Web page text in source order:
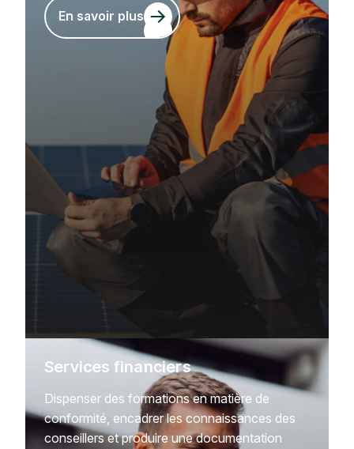
En savoir plus
Services financiers
Dispenser des formations en matière de
conformité, encadrer les connaissances des
conseillers et produire une documentation